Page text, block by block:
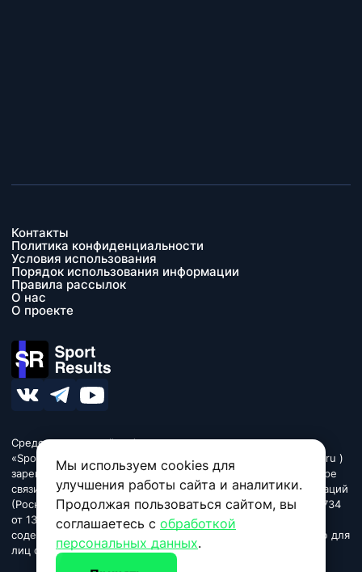
Мы используем cookies для
улучшения работы сайта и аналитики.
Продолжая пользоваться сайтом, вы
соглашаетесь с обработкой
персональных данных.
Контакты
Политика конфиденциальности
Условия использования
Порядок использования информации
Правила рассылок
О нас
О проекте
Средство массовой информации сетевое издание
«SportResults» (адрес в сети Интернет - www.sport-results.ru )
зарегистрировано Федеральной службой по надзору в сфере
связи, информационных технологий и массовых коммуникаций
(Роскомнадзор). Регистрационный номер ЭЛ № ФС 77 - 84734
от 13 марта 2023. Название «SportResults». Издание может
содержать информационную продукцию, предназначенную для
лиц старше 18 лет.